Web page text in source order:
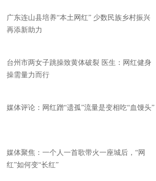
广东连山县培养“本土网红” 少数民族乡村振兴
再添新助力
台州市两女子跳操致黄体破裂 医生：网红健身
操需量力而行
媒体评论：网红蹭“遗孤”流量是变相吃“血馒头”
媒体聚焦：一个人一首歌带火一座城后，“网
红”如何变“长红”